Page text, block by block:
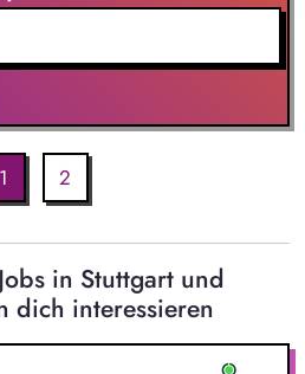
1 2
in Stuttgart und
dich interessieren